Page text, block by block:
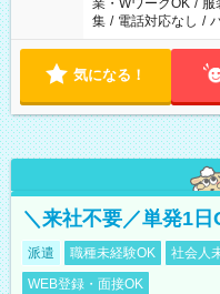
業・WワークOK / 服
集 / 電話対応なし /
気になる！
＼来社不要／単発1
派遣 職種未経験OK 社会人
WEB登録・面接OK